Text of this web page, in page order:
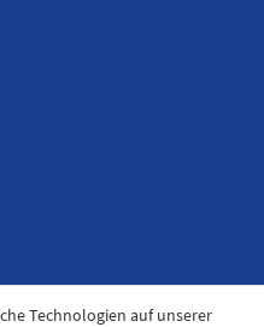
Technologien auf unserer